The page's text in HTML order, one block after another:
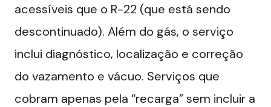
acessíveis que o R-22 (que está sendo
descontinuado). Além do gás, o serviço
inclui diagnóstico, localização e correção
do vazamento e vácuo. Serviços que
cobram apenas pela “recarga” sem incluir a